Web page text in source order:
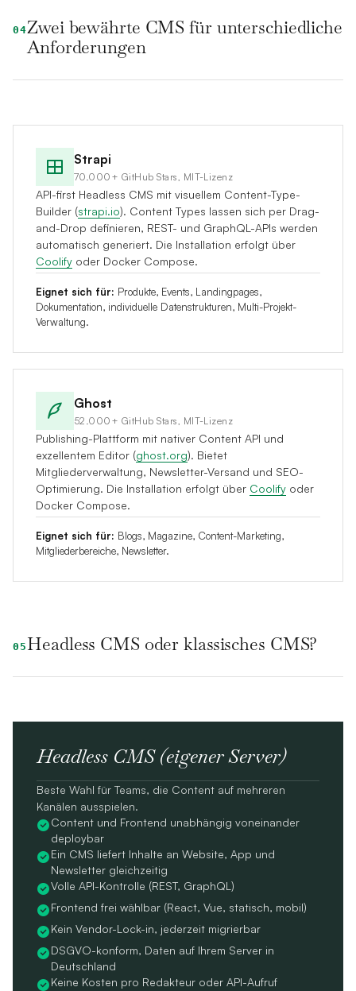
04Zwei bewährte CMS für unterschiedliche
Anforderungen
Strapi
70.000+ GitHub Stars, MIT-Lizenz
API-first Headless CMS mit visuellem Content-Type-
Builder (strapi.io). Content Types lassen sich per Drag-
and-Drop definieren, REST- und GraphQL-APIs werden
automatisch generiert. Die Installation erfolgt über
Coolify oder Docker Compose.
Eignet sich für: Produkte, Events, Landingpages,
Dokumentation, individuelle Datenstrukturen, Multi-Projekt-
Verwaltung.
Ghost
52.000+ GitHub Stars, MIT-Lizenz
Publishing-Plattform mit nativer Content API und
exzellentem Editor (ghost.org). Bietet
Mitgliederverwaltung, Newsletter-Versand und SEO-
Optimierung. Die Installation erfolgt über Coolify oder
Docker Compose.
Eignet sich für: Blogs, Magazine, Content-Marketing,
Mitgliederbereiche, Newsletter.
05 Headless CMS oder klassisches CMS?
Headless CMS (eigener Server)
Beste Wahl für Teams, die Content auf mehreren
Kanälen ausspielen.
Content und Frontend unabhängig voneinander
deploybar
Ein CMS liefert Inhalte an Website, App und
Newsletter gleichzeitig
Volle API-Kontrolle (REST, GraphQL)
Frontend frei wählbar (React, Vue, statisch, mobil)
Kein Vendor-Lock-in, jederzeit migrierbar
DSGVO-konform, Daten auf Ihrem Server in
Deutschland
Keine Kosten pro Redakteur oder API-Aufruf